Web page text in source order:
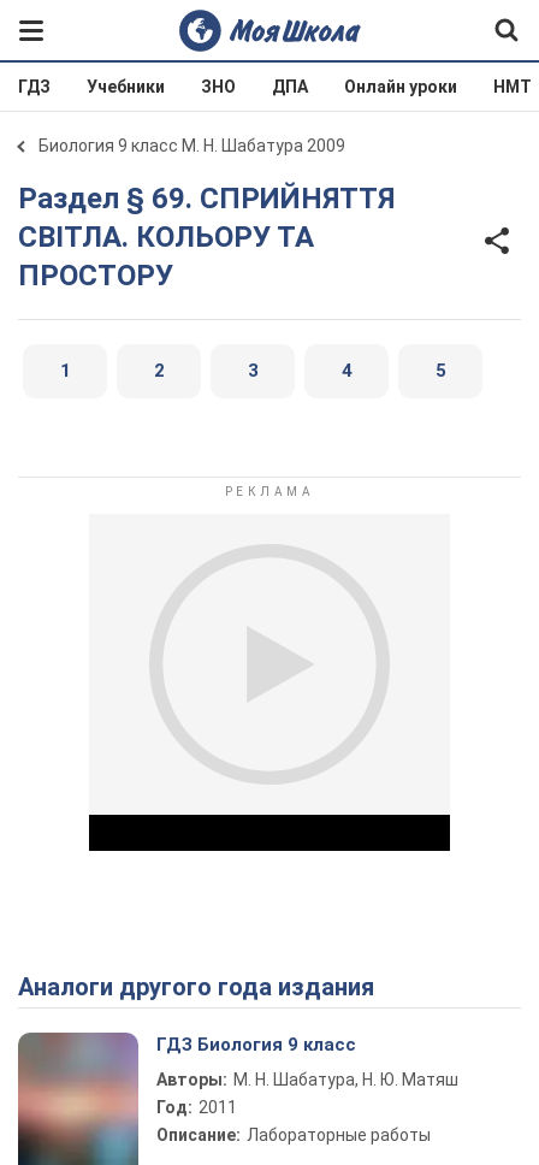
ГДЗ Учебники ЗНО ДПА Онлайн уроки НМТ
Биология 9 класс М. Н. Шабатура 2009
Раздел § 69. СПРИЙНЯТТЯ
СВІТЛА. КОЛЬОРУ ТА
ПРОСТОРУ
1 2 3 4 5
Play Video
Аналоги другого года издания
ГДЗ Биология 9 класс
Авторы: М. Н. Шабатура, Н. Ю. Матяш
Год: 2011
Описание: Лабораторные работы